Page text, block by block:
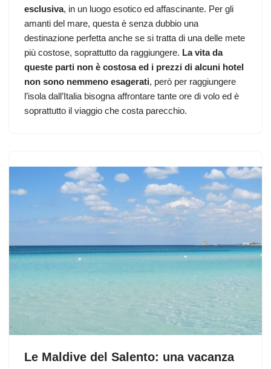
esclusiva, in un luogo esotico ed affascinante. Per gli
amanti del mare, questa è senza dubbio una
destinazione perfetta anche se si tratta di una delle mete
più costose, soprattutto da raggiungere. La vita da
queste parti non è costosa ed i prezzi di alcuni hotel
non sono nemmeno esagerati, però per raggiungere
l’isola dall’Italia bisogna affrontare tante ore di volo ed è
soprattutto il viaggio che costa parecchio.
Le Maldive del Salento: una vacanza